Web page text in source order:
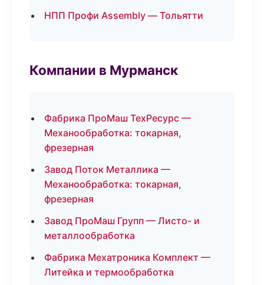
НПП Профи Assembly — Тольятти
Компании в Мурманск
Фабрика ПроМаш ТехРесурс —
Механообработка: токарная,
фрезерная
Завод Поток Металлика —
Механообработка: токарная,
фрезерная
Завод ПроМаш Групп — Листо- и
металлообработка
Фабрика Мехатроника Комплект —
Литейка и термообработка